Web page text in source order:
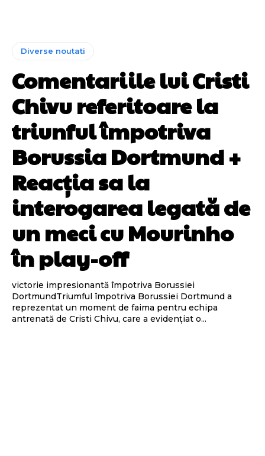
Diverse noutati
Comentariile lui Cristi
Chivu referitoare la
triunful împotriva
Borussia Dortmund +
Reacția sa la
interogarea legată de
un meci cu Mourinho
în play-off
victorie impresionantă împotriva Borussiei
DortmundTriumful împotriva Borussiei Dortmund a
reprezentat un moment de faima pentru echipa
antrenată de Cristi Chivu, care a evidențiat o...